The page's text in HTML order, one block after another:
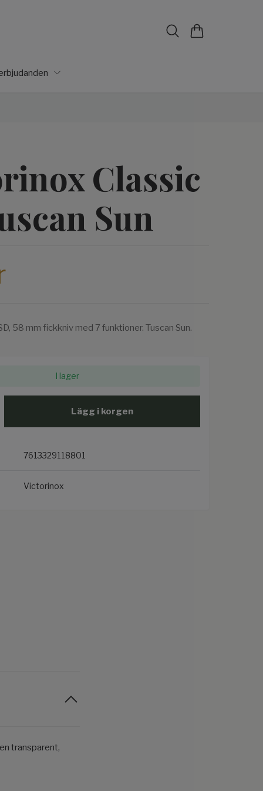
Classic
Sun
58 mm fickkniv med 7 funktioner. Tuscan Sun.
I lager
Lägg i korgen
7613329118801
Victorinox
transparent,